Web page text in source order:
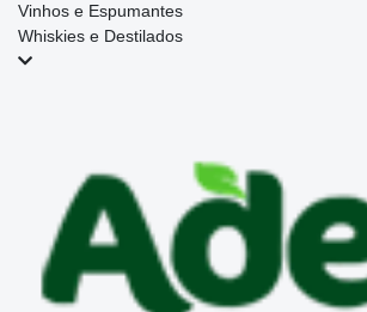
Vinhos e Espumantes
Whiskies e Destilados